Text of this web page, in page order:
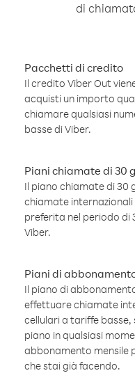
di
Pacchetti di credito
Il credito Viber Out
acquisti un importo
chiamare qualsiasi
basse di Viber.
Piani chiamate di 30
Il piano chiamate di 30
chiamate
preferita nel periodo di
Viber.
Piani di
Il piano di
effettuare chiamate
cellulari a tariffe basse,
piano in qualsiasi
abbonamento mensile
che stai già facendo.